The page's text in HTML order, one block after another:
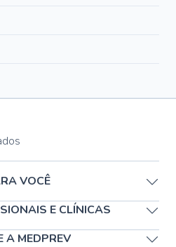
VOCÊ
E CLÍNICAS
A MEDPREV